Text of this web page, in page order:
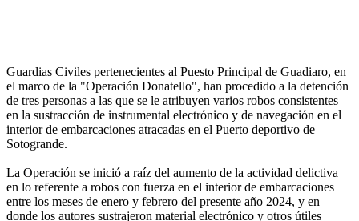
Guardias Civiles pertenecientes al Puesto Principal de Guadiaro, en
el marco de la "Operación Donatello", han procedido a la detención
de tres personas a las que se le atribuyen varios robos consistentes
en la sustracción de instrumental electrónico y de navegación en el
interior de embarcaciones atracadas en el Puerto deportivo de
Sotogrande.
La Operación se inició a raíz del aumento de la actividad delictiva
en lo referente a robos con fuerza en el interior de embarcaciones
entre los meses de enero y febrero del presente año 2024, y en
donde los autores sustrajeron material electrónico y otros útiles